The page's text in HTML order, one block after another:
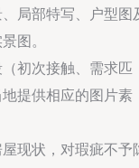
局部特写、户型图
图。
初次接触、需求匹
提供相应的图片素
现状，对瑕疵不予